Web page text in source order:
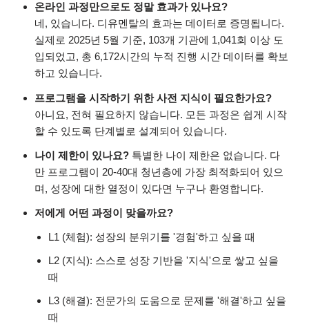
온라인 과정만으로도 정말 효과가 있나요?
네, 있습니다. 디유멘탈의 효과는 데이터로 증명됩니다.
실제로 2025년 5월 기준, 103개 기관에 1,041회 이상 도
입되었고, 총 6,172시간의 누적 진행 시간 데이터를 확보
하고 있습니다.
프로그램을 시작하기 위한 사전 지식이 필요한가요?
아니요, 전혀 필요하지 않습니다. 모든 과정은 쉽게 시작
할 수 있도록 단계별로 설계되어 있습니다.
나이 제한이 있나요? 특별한 나이 제한은 없습니다. 다
만 프로그램이 20-40대 청년층에 가장 최적화되어 있으
며, 성장에 대한 열정이 있다면 누구나 환영합니다.
저에게 어떤 과정이 맞을까요?
L1 (체험): 성장의 분위기를 '경험'하고 싶을 때
L2 (지식): 스스로 성장 기반을 '지식'으로 쌓고 싶을
때
L3 (해결): 전문가의 도움으로 문제를 '해결'하고 싶을
때